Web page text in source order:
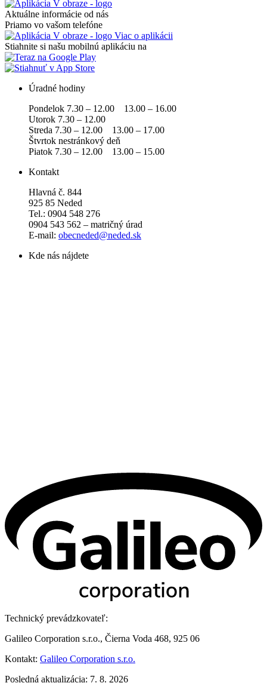
Aktuálne informácie od nás
Priamo vo vašom telefóne
Viac o aplikácii
Stiahnite si našu mobilnú aplikáciu na
Úradné hodiny
Pondelok 7.30 – 12.00 13.00 – 16.00
Utorok 7.30 – 12.00
Streda 7.30 – 12.00 13.00 – 17.00
Štvrtok nestránkový deň
Piatok 7.30 – 12.00 13.00 – 15.00
Kontakt
Hlavná č. 844
925 85 Neded
Tel.: 0904 548 276
0904 543 562 – matričný úrad
E-mail: obecneded@neded.sk
Kde nás nájdete
Technický prevádzkovateľ:
Galileo Corporation s.r.o., Čierna Voda 468, 925 06
Kontakt: Galileo Corporation s.r.o.
Posledná aktualizácia: 7. 8. 2026